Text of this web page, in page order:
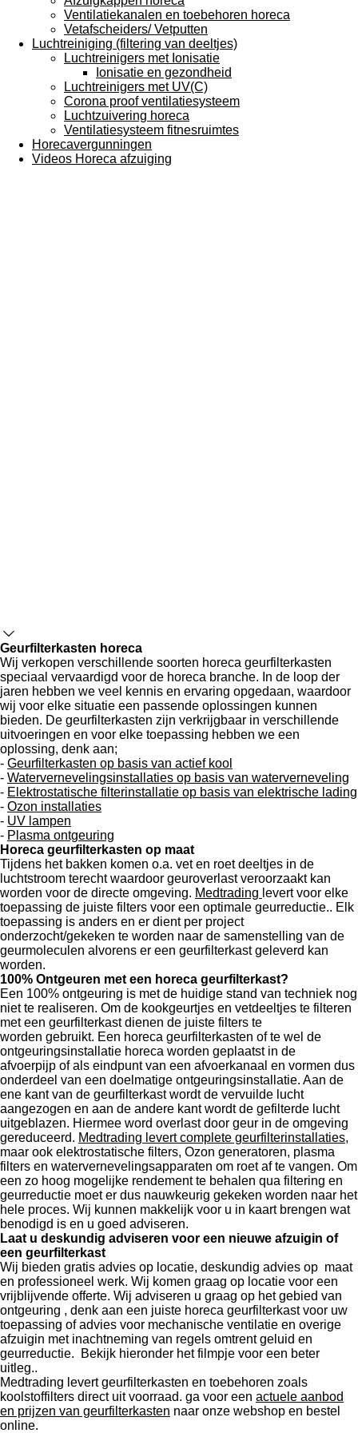
Ventilatiekanalen en toebehoren horeca
Vetafscheiders/ Vetputten
Luchtreiniging (filtering van deeltjes)
Luchtreinigers met Ionisatie
Ionisatie en gezondheid
Luchtreinigers met UV(C)
Corona proof ventilatiesysteem
Luchtzuivering horeca
Ventilatiesysteem fitnesruimtes
Horecavergunningen
Videos Horeca afzuiging
Geurfilterkasten horeca
Wij verkopen verschillende soorten horeca geurfilterkasten
speciaal vervaardigd voor de horeca branche. In de loop der
jaren hebben we veel kennis en ervaring opgedaan, waardoor
wij voor elke situatie een passende oplossingen kunnen
bieden. De geurfilterkasten zijn verkrijgbaar in verschillende
uitvoeringen en voor elke toepassing hebben we een
oplossing, denk aan;
- Geurfilterkasten op basis van actief kool
- Watervernevelingsinstallaties op basis van waterverneveling
- Elektrostatische filterinstallatie op basis van elektrische lading
- Ozon installaties
- UV lampen
- Plasma ontgeuring
Horeca geurfilterkasten op maat
Tijdens het bakken komen o.a. vet en roet deeltjes in de
luchtstroom terecht waardoor geuroverlast veroorzaakt kan
worden voor de directe omgeving. Medtrading levert voor elke
toepassing de juiste filters voor een optimale geurreductie.. Elk
toepassing is anders en er dient per project
onderzocht/gekeken te worden naar de samenstelling van de
geurmoleculen alvorens er een geurfilterkast geleverd kan
worden.
100% Ontgeuren met een horeca geurfilterkast?
Een 100% ontgeuring is met de huidige stand van techniek nog
niet te realiseren. Om de kookgeurtjes en vetdeeltjes te filteren
met een geurfilterkast dienen de juiste filters te
worden gebruikt. Een horeca geurfilterkasten of te wel de
ontgeuringsinstallatie horeca worden geplaatst in de
afvoerpijp of als eindpunt van een afvoerkanaal en vormen dus
onderdeel van een doelmatige ontgeuringsinstallatie. Aan de
ene kant van de geurfilterkast wordt de vervuilde lucht
aangezogen en aan de andere kant wordt de gefilterde lucht
uitgeblazen. Hiermee word overlast door geur in de omgeving
gereduceerd. Medtrading levert complete geurfilterinstallaties,
maar ook elektrostatische filters, Ozon generatoren, plasma
filters en watervernevelingsapparaten om roet af te vangen. Om
een zo hoog mogelijke rendement te behalen qua filtering en
geurreductie moet er dus nauwkeurig gekeken worden naar het
hele proces. Wij kunnen makkelijk voor u in kaart brengen wat
benodigd is en u goed adviseren.
Laat u deskundig adviseren voor een nieuwe afzuigin of
een geurfilterkast
Wij bieden gratis advies op locatie, deskundig advies op maat
en professioneel werk. Wij komen graag op locatie voor een
vrijblijvende offerte. Wij adviseren u graag op het gebied van
ontgeuring , denk aan een juiste horeca geurfilterkast voor uw
toepassing of advies voor mechanische ventilatie en overige
afzuigin met inachtneming van regels omtrent geluid en
geurreductie. Bekijk hieronder het filmpje voor een beter
uitleg..
Medtrading levert geurfilterkasten en toebehoren zoals
koolstoffilters direct uit voorraad. ga voor een actuele aanbod
en prijzen van geurfilterkasten naar onze webshop en bestel
online.